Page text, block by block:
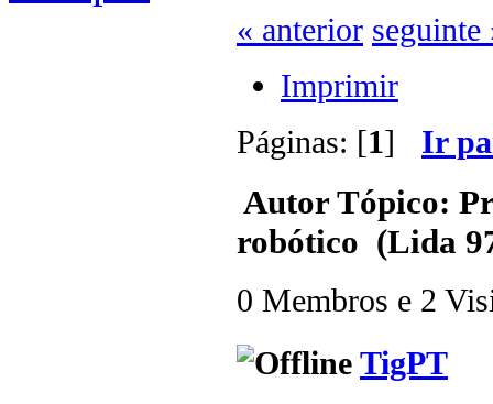
« anterior seguinte
Imprimir
Páginas: [1] Ir
AutorTópico:
robótico (Lida
0 Membros e 2
TigPT